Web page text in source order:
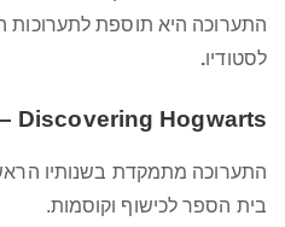
התערוכה היא תוספת לתערוכות
לסטודיו.
Discovering Hogwarts – לגלות את הוגוורטס
התערוכה מתמקדת בשנותיו
בית הספר לכישוף וקוסמות.